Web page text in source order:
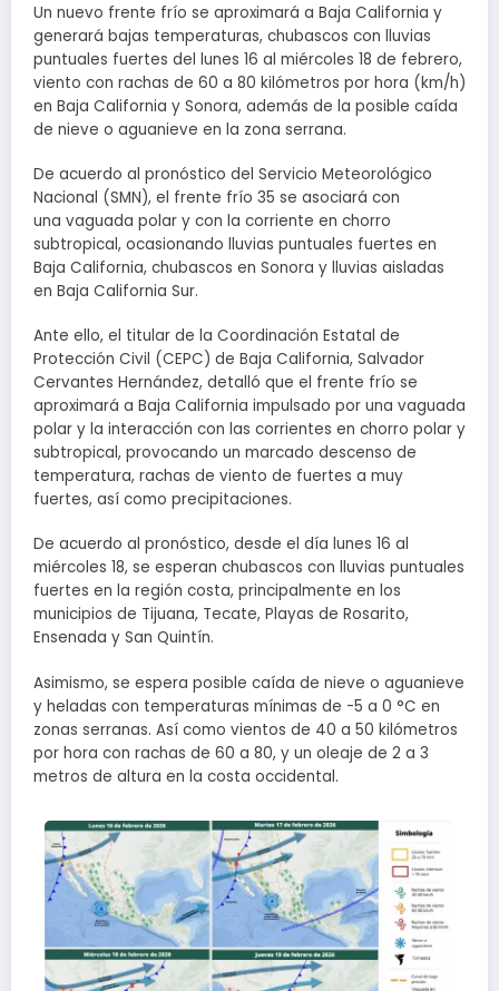
Un nuevo frente frío se aproximará a Baja California y
generará bajas temperaturas, chubascos con lluvias
puntuales fuertes del lunes 16 al miércoles 18 de febrero,
viento con rachas de 60 a 80 kilómetros por hora (km/h)
en Baja California y Sonora, además de la posible caída
de nieve o aguanieve en la zona serrana.
De acuerdo al pronóstico del Servicio Meteorológico
Nacional (SMN), el frente frío 35 se asociará con
una vaguada polar y con la corriente en chorro
subtropical, ocasionando lluvias puntuales fuertes en
Baja California, chubascos en Sonora y lluvias aisladas
en Baja California Sur.
Ante ello, el titular de la Coordinación Estatal de
Protección Civil (CEPC) de Baja California, Salvador
Cervantes Hernández, detalló que el frente frío se
aproximará a Baja California impulsado por una vaguada
polar y la interacción con las corrientes en chorro polar y
subtropical, provocando un marcado descenso de
temperatura, rachas de viento de fuertes a muy
fuertes, así como precipitaciones.
De acuerdo al pronóstico, desde el día lunes 16 al
miércoles 18, se esperan chubascos con lluvias puntuales
fuertes en la región costa, principalmente en los
municipios de Tijuana, Tecate, Playas de Rosarito,
Ensenada y San Quintín.
Asimismo, se espera posible caída de nieve o aguanieve
y heladas con temperaturas mínimas de -5 a 0 °C en
zonas serranas. Así como vientos de 40 a 50 kilómetros
por hora con rachas de 60 a 80, y un oleaje de 2 a 3
metros de altura en la costa occidental.